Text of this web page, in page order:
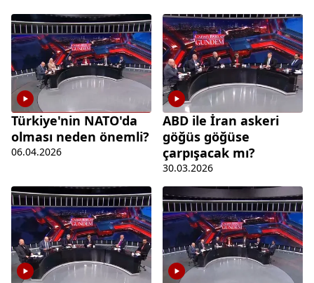
Türkiye'nin NATO'da
olması neden önemli?
06.04.2026
ABD ile İran askeri
göğüs göğüse
çarpışacak mı?
30.03.2026